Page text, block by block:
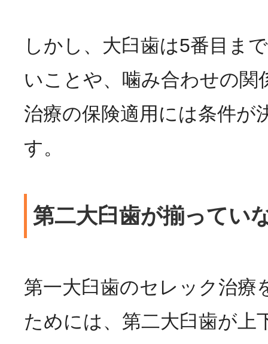
しかし、大臼歯は5番目ま
いことや、噛み合わせの関
治療の保険適用には条件が
す。
第二大臼歯が揃ってい
第一大臼歯のセレック治療
ためには、第二大臼歯が上